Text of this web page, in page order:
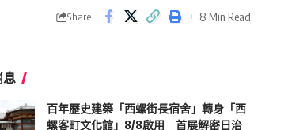
Share 8 Min Read
息
百年歷史建築「西螺街長宿舍」轉身「西
螺客町文化館」8/8啟用 首展解密日治